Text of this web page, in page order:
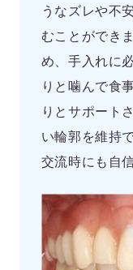
うなズレや不
むことができ
め、手入れに
りと噛んで食
りとサポート
い輪郭を維持
交流時にも自